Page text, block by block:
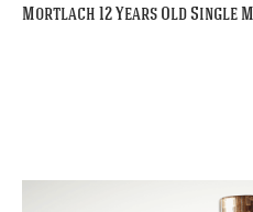
Mortlach 12 Years Old Single